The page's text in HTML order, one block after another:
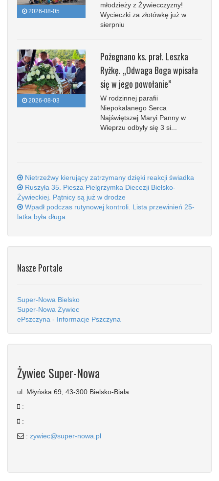
2026-08-05
młodzieży z Żywiecczyzny!
Wycieczki za złotówkę już w
sierpniu
2026-08-03
Pożegnano ks. prał. Leszka
Ryżkę. „Odwaga Boga wpisała
się w jego powołanie”
W rodzinnej parafii
Niepokalanego Serca
Najświętszej Maryi Panny w
Wieprzu odbyły się 3 si...
Nietrzeźwy kierujący zatrzymany dzięki reakcji świadka
Ruszyła 35. Piesza Pielgrzymka Diecezji Bielsko-
Żywieckiej. Pątnicy są już w drodze
Wpadł podczas rutynowej kontroli. Lista przewinień 25-
latka była długa
Nasze Portale
Super-Nowa Bielsko
Super-Nowa Żywiec
ePszczyna - Informacje Pszczyna
Żywiec Super-Nowa
ul. Młyńska 69, 43-300 Bielsko-Biała
:
:
: zywiec@super-nowa.pl